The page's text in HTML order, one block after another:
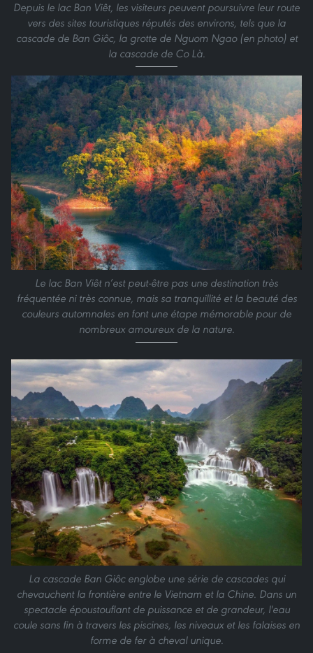
Depuis le lac Ban Viêt, les visiteurs peuvent poursuivre leur route
vers des sites touristiques réputés des environs, tels que la
cascade de Ban Giôc, la grotte de Nguom Ngao (en photo) et
la cascade de Co Là.
Le lac Ban Viêt n’est peut-être pas une destination très
fréquentée ni très connue, mais sa tranquillité et la beauté des
couleurs automnales en font une étape mémorable pour de
nombreux amoureux de la nature.
La cascade Ban Giôc englobe une série de cascades qui
chevauchent la frontière entre le Vietnam et la Chine. Dans un
spectacle époustouflant de puissance et de grandeur, l'eau
coule sans fin à travers les piscines, les niveaux et les falaises en
forme de fer à cheval unique.